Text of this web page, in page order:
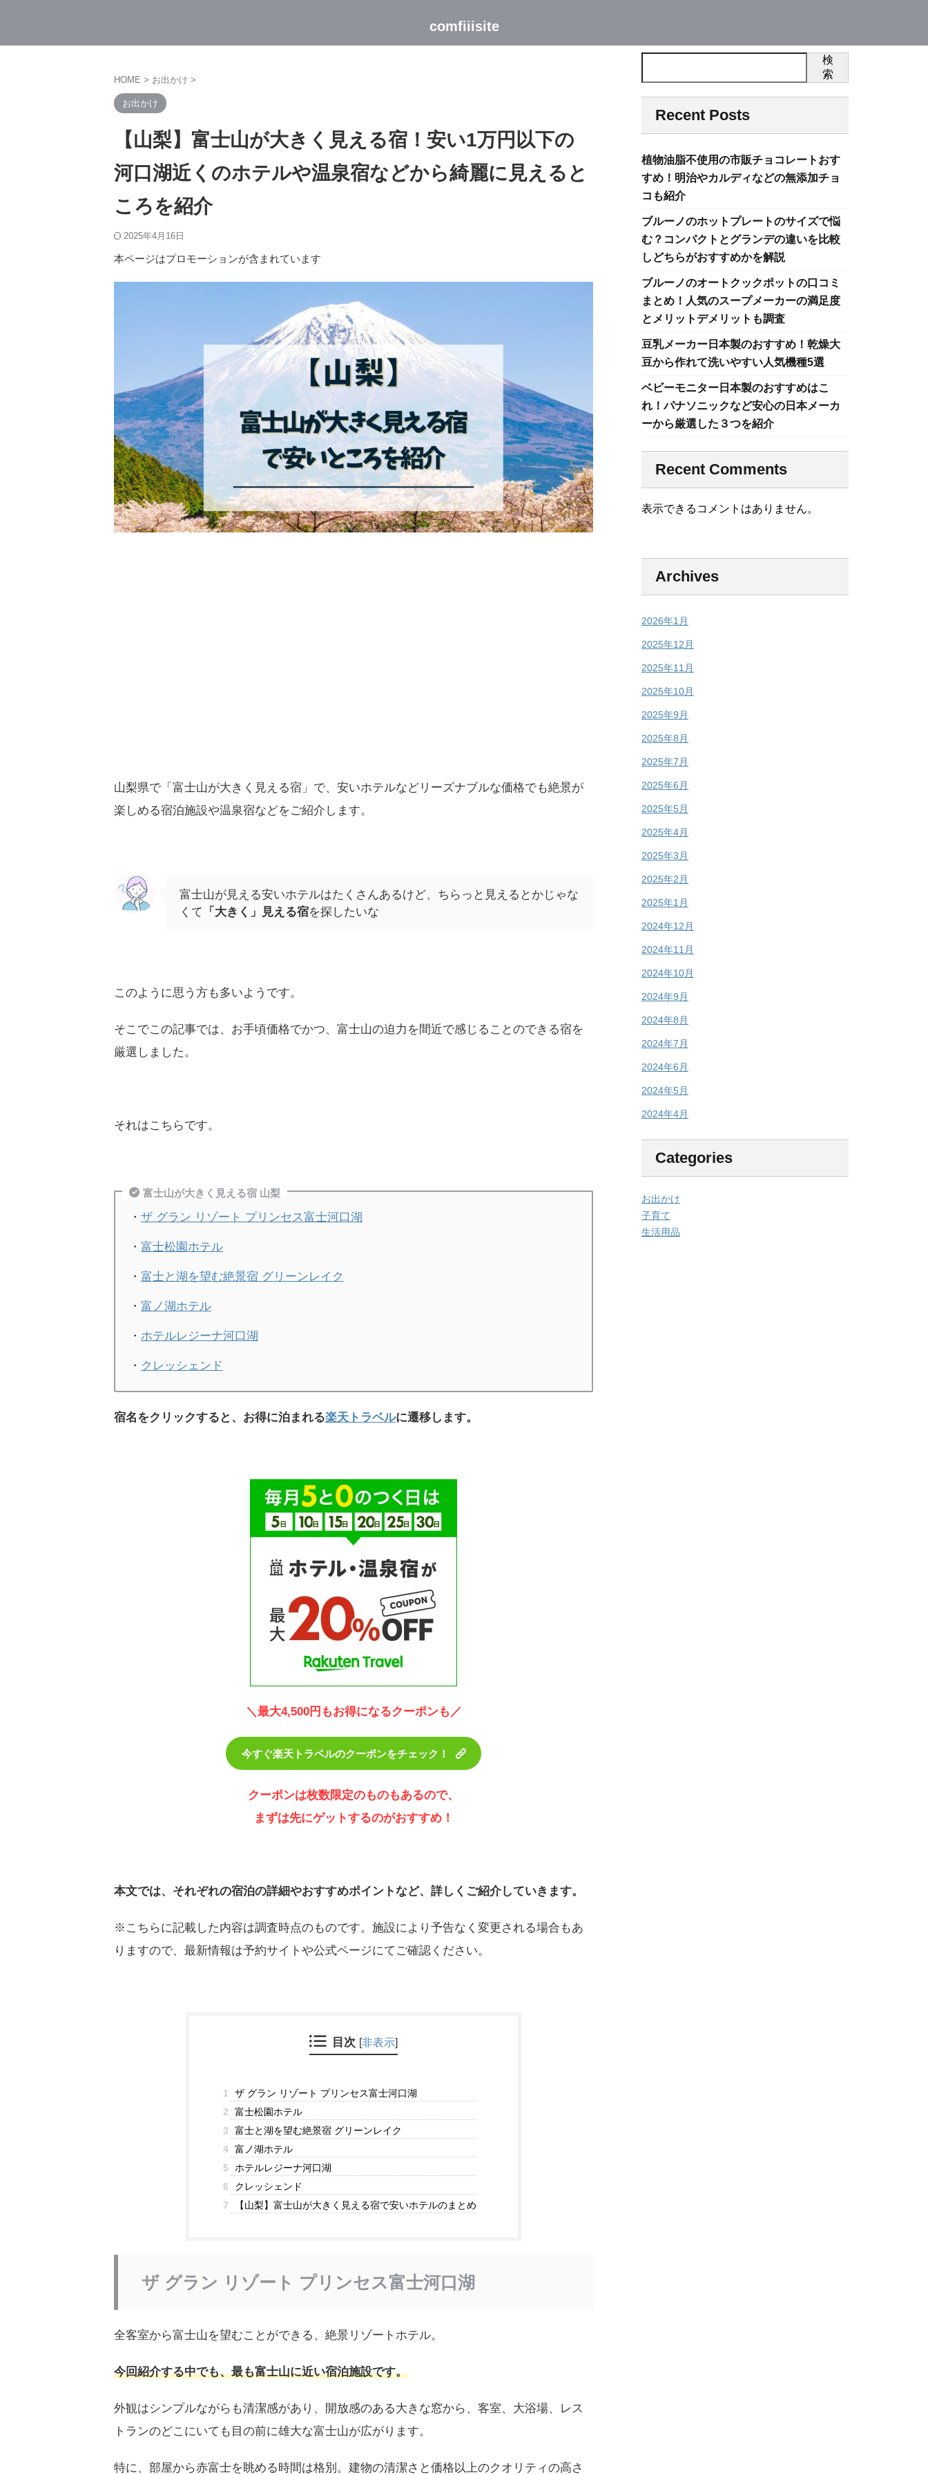
comfiiisite
HOME > お出かけ >
お出かけ
【山梨】富士山が大きく見える宿！安い1万円以下の
河口湖近くのホテルや温泉宿などから綺麗に見えると
ころを紹介
2025年4月16日
本ページはプロモーションが含まれています
山梨県で「富士山が大きく見える宿」で、安いホテルなどリーズナブルな価格でも絶景が
楽しめる宿泊施設や温泉宿などをご紹介します。
富士山が見える安いホテルはたくさんあるけど、ちらっと見えるとかじゃな
くて
「大きく」見える宿を探したいな
このように思う方も多いようです。
そこでこの記事では、お手頃価格でかつ、富士山の迫力を間近で感じることのできる宿を
厳選しました。
それはこちらです。
富士山が大きく見える宿 山梨
・ ザ グラン リゾート プリンセス富士河口湖
・ 富士松園ホテル
・ 富士と湖を望む絶景宿 グリーンレイク
・ 富ノ湖ホテル
・ ホテルレジーナ河口湖
・ クレッシェンド
宿名をクリックすると、お得に泊まれる楽天トラベルに遷移します。
＼最大4,500円もお得になるクーポンも／
今すぐ楽天トラベルのクーポンをチェック！
クーポンは枚数限定のものもあるので、
まずは先にゲットするのがおすすめ！
本文では、それぞれの宿泊の詳細やおすすめポイントなど、詳しくご紹介していきます。
※こちらに記載した内容は調査時点のものです。施設により予告なく変更される場合もあ
りますので、最新情報は予約サイトや公式ページにてご確認ください。
目次 [非表示]
1
ザ グラン リゾート プリンセス富士河口湖
2
富士松園ホテル
3
富士と湖を望む絶景宿 グリーンレイク
4 富ノ湖ホテル
5
ホテルレジーナ河口湖
6
クレッシェンド
7
【山梨】富士山が大きく見える宿で安いホテルのまとめ
ザ グラン リゾート プリンセス富士河口湖
全客室から富士山を望むことができる、絶景リゾートホテル。
今回紹介する中でも、最も富士山に近い宿泊施設です。
外観はシンプルながらも清潔感があり、開放感のある大きな窓から、客室、大浴場、レス
トランのどこにいても目の前に雄大な富士山が広がります。
特に、部屋から赤富士を眺める時間は格別。建物の清潔さと価格以上のクオリティの高さ
検
索
Recent Posts
植物油脂不使用の市販チョコレートおす
すめ！明治やカルディなどの無添加チョ
コも紹介
ブルーノのホットプレートのサイズで悩
む？コンパクトとグランデの違いを比較
しどちらがおすすめかを解説
ブルーノのオートクックポットの口コミ
まとめ！人気のスープメーカーの満足度
とメリットデメリットも調査
豆乳メーカー日本製のおすすめ！乾燥大
豆から作れて洗いやすい人気機種5選
ベビーモニター日本製のおすすめはこ
れ！パナソニックなど安心の日本メーカ
ーから厳選した３つを紹介
Recent Comments
表示できるコメントはありません。
Archives
2026年1月
2025年12月
2025年11月
2025年10月
2025年9月
2025年8月
2025年7月
2025年6月
2025年5月
2025年4月
2025年3月
2025年2月
2025年1月
2024年12月
2024年11月
2024年10月
2024年9月
2024年8月
2024年7月
2024年6月
2024年5月
2024年4月
Categories
お出かけ
子育て
生活用品